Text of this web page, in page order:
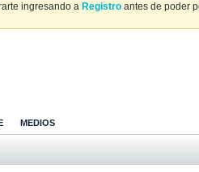
ingresando a Registro antes de poder
MEDIOS